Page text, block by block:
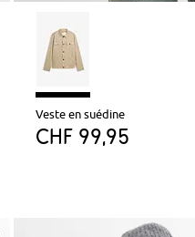
Veste en suédine
CHF 99,95